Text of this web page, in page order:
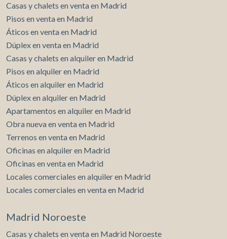
Casas y chalets en venta en Madrid
Pisos en venta en Madrid
Áticos en venta en Madrid
Dúplex en venta en Madrid
Casas y chalets en alquiler en Madrid
Pisos en alquiler en Madrid
Áticos en alquiler en Madrid
Dúplex en alquiler en Madrid
Apartamentos en alquiler en Madrid
Obra nueva en venta en Madrid
Terrenos en venta en Madrid
Oficinas en alquiler en Madrid
Oficinas en venta en Madrid
Locales comerciales en alquiler en Madrid
Locales comerciales en venta en Madrid
Madrid Noroeste
Casas y chalets en venta en Madrid Noroeste
Analíticas y personalización
Permiten realizar el seguimiento y análisis del
información recogida mediante este tipo de cookies se
utiliza en la medición de la actividad de la web para la
elaboración de perfiles de navegación de los usuarios con
el fin de introducir mejoras en función del análisis de los
guardar la información de preferencia del usuario para
mejorar la calidad de nuestros servicios y para ofrecer una
mejor experiencia a través de productos recomendados.
Marketing y publicidad
Estas cookies son utilizadas para almacenar información
sobre las preferencias y elecciones personales del usuario
a través de la observación continuada de sus hábitos de
de navegación en el sitio web y mostrar publicidad
relacionada con el perfil de navegación del usuario.